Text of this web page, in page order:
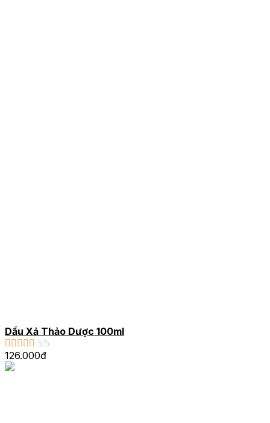
Dầu Xả Thảo Dược 100ml
     5/5
126.000đ